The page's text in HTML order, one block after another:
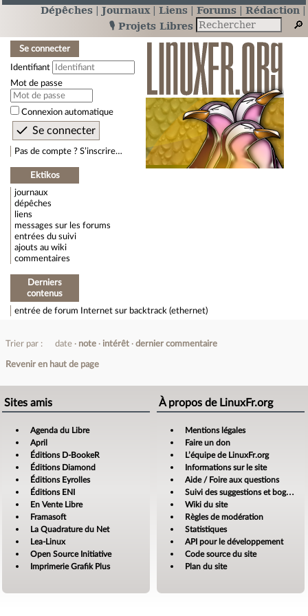
Dépêches Journaux Liens Forums
Rédaction
🎙️ Projets Libres
Se connecter
Identifiant
Mot de passe
Connexion automatique
Pas de compte ? S’inscrire…
Ektikos
journaux
dépêches
liens
messages sur les forums
entrées du suivi
ajouts au wiki
commentaires
Derniers
contenus
entrée de forum Internet sur backtrack (ethernet)
Trier par : date note intérêt dernier commentaire
Revenir en haut de page
Sites amis
Agenda du Libre
April
Éditions D-BookeR
Éditions Diamond
Éditions Eyrolles
Éditions ENI
En Vente Libre
Framasoft
La Quadrature du Net
Lea-Linux
Open Source Initiative
Imprimerie Grafik Plus
À propos de LinuxFr.org
Mentions légales
Faire un don
L’équipe de LinuxFr.org
Informations sur le site
Aide / Foire aux questions
Suivi des suggestions et bogues
Wiki du site
Règles de modération
Statistiques
API pour le développement
Code source du site
Plan du site